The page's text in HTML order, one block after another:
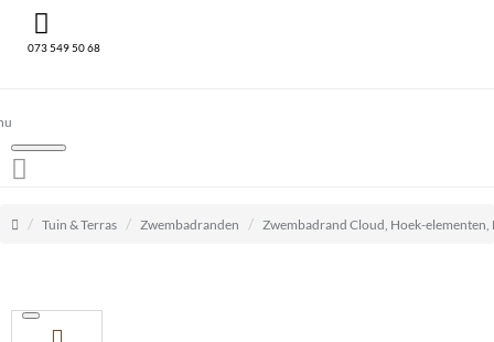
073 549 50 68
homeTuin & Terras Zwembadranden Zwembadrand Cloud, Hoek-